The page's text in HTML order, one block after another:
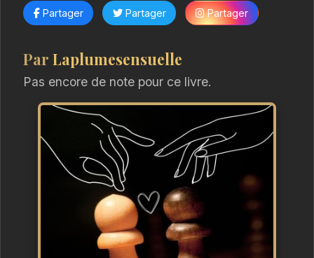
Partager Partager Partager
Par Laplumesensuelle
Pas encore de note pour ce livre.